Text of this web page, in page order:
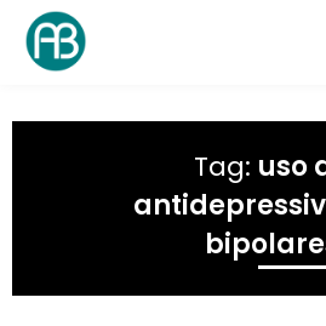
Tag: uso